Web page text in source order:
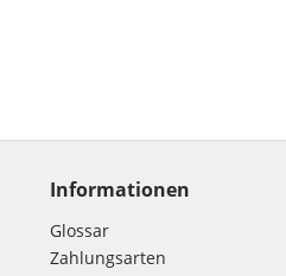
Informationen
Glossar
Zahlungsarten